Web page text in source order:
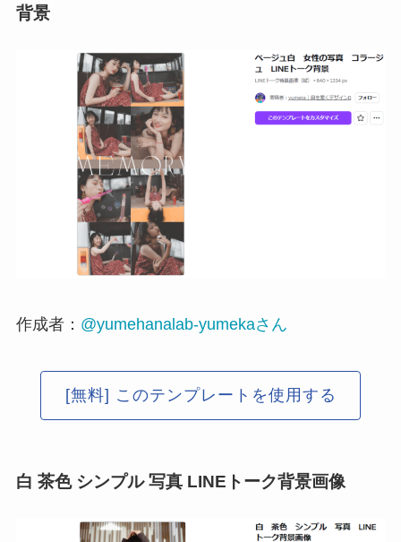
背景
作成者： @yumehanalab-yumekaさん
[無料] このテンプレートを使用する
白 茶色 シンプル 写真 LINEトーク背景画像